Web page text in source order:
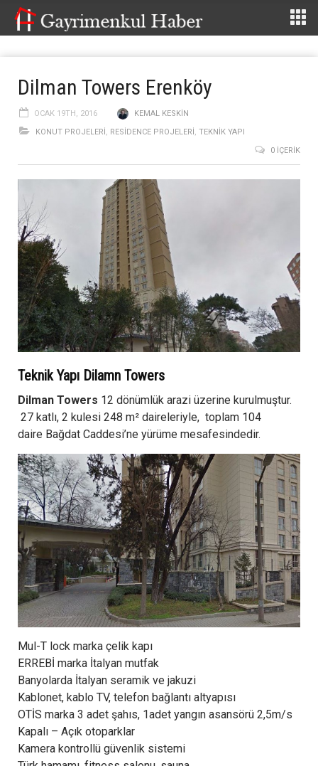
Dilman Towers Erenköy
OCAK 19TH, 2016
KEMAL KESKIN
KONUT PROJELERI, RESIDENCE PROJELERI, TEKNIK YAPI
0 İÇERIK
Teknik Yapı Dilamn Towers
Dilman Towers 12 dönümlük arazi üzerine kurulmuştur.
27 katlı, 2 kulesi 248 m² daireleriyle, toplam 104
daire Bağdat Caddesi’ne yürüme mesafesindedir.
Mul-T lock marka çelik kapı
ERREBİ marka İtalyan mutfak
Banyolarda İtalyan seramik ve jakuzi
Kablonet, kablo TV, telefon bağlantı altyapısı
OTİS marka 3 adet şahıs, 1adet yangın asansörü 2,5m/s
Kapalı – Açık otoparklar
Kamera kontrollü güvenlik sistemi